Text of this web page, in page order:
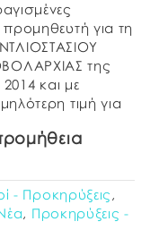
για τη
της
και με
τιμή για
των
μειοδότη θα
- Προκηρύξεις ,
, Προκηρύξεις -